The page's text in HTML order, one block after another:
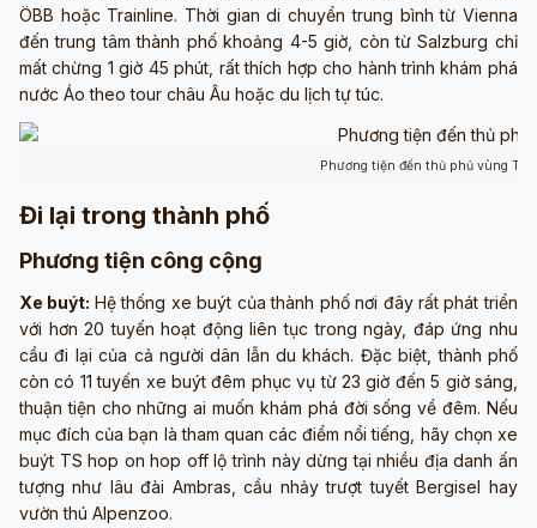
ÖBB hoặc Trainline. Thời gian di chuyển trung bình từ Vienna
đến trung tâm thành phố khoảng 4-5 giờ, còn từ Salzburg chỉ
mất chừng 1 giờ 45 phút, rất thích hợp cho hành trình khám phá
nước Áo theo tour châu Âu hoặc du lịch tự túc.
Phương tiện đến thủ phủ vùng
Đi lại trong thành phố
Phương tiện công cộng
Xe buýt: Hệ thống xe buýt của thành phố nơi đây rất phát triển
với hơn 20 tuyến hoạt động liên tục trong ngày, đáp ứng nhu
cầu đi lại của cả người dân lẫn du khách. Đặc biệt, thành phố
còn có 11 tuyến xe buýt đêm phục vụ từ 23 giờ đến 5 giờ sáng,
thuận tiện cho những ai muốn khám phá đời sống về đêm. Nếu
mục đích của bạn là tham quan các điểm nổi tiếng, hãy chọn xe
buýt TS hop on hop off lộ trình này dừng tại nhiều địa danh ấn
tượng như lâu đài Ambras, cầu nhảy trượt tuyết Bergisel hay
vườn thú Alpenzoo.